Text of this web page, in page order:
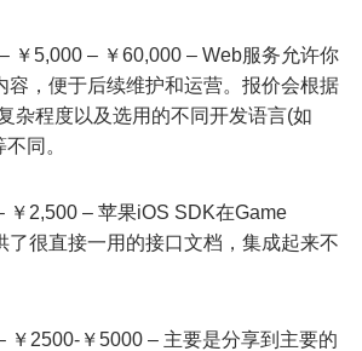
5,000 – ￥60,000 – Web服务允许你
容，便于后续维护和运营。报价会根据
杂程度以及选用的不同开发语言(如
同。
2,500 – 苹果iOS SDK在Game
了很直接一用的接口文档，集成起来不
2500-￥5000 – 主要是分享到主要的